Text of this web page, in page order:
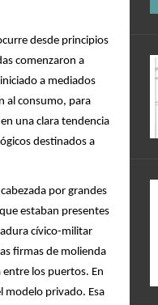
desde principios
comenzaron a
a mediados
al consumo, para
una clara tendencia
destinados a
por grandes
estaban presentes
cívico-militar
firmas de molienda
los puertos. En
modelo privado. Esa